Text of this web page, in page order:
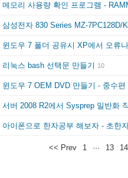
메모리 사용량 확인 프로그램 -
삼성전자 830 Series MZ-7PC128D/
윈도우 7 폴더 공유시 XP에서 오류
리눅스 bash 선택문 만들기 10
윈도우 7 OEM DVD 만들기 - 중수편
서버 2008 R2에서 Sysprep 일반화
아이폰으로 한자공부 해보자 - 초한
<< Prev 1 ··· 13 14